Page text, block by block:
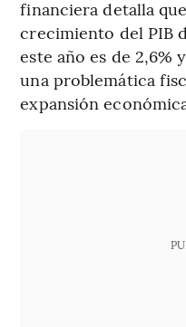
financiera detalla
crecimiento del PIB
este año es de 2,6%
una problemática
expansión